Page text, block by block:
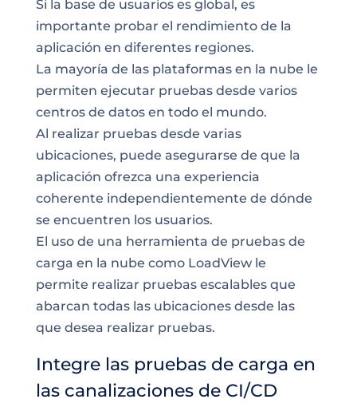
Si la base de usuarios es global, es
importante probar el rendimiento de la
aplicación en diferentes regiones.
La mayoría de las plataformas en la nube le
permiten ejecutar pruebas desde varios
centros de datos en todo el mundo.
Al realizar pruebas desde varias
ubicaciones, puede asegurarse de que la
aplicación ofrezca una experiencia
coherente independientemente de dónde
se encuentren los usuarios.
El uso de una herramienta de pruebas de
carga en la nube como LoadView le
permite realizar pruebas escalables que
abarcan todas las ubicaciones desde las
que desea realizar pruebas.
Integre las pruebas de carga en
las canalizaciones de CI/CD